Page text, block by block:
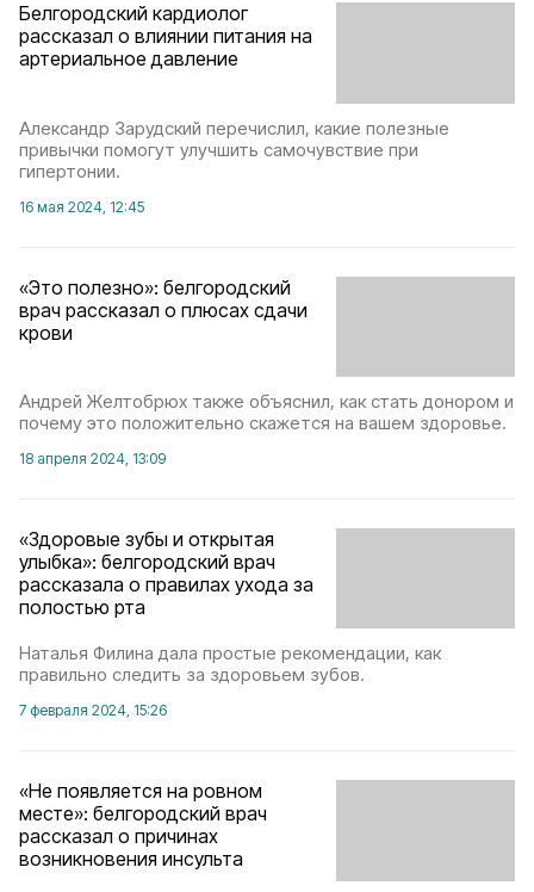
Белгородский кардиолог
рассказал о влиянии питания на
артериальное давление
Александр Зарудский перечислил, какие полезные
привычки помогут улучшить самочувствие при
гипертонии.
16 мая 2024, 12:45
«Это полезно»: белгородский
врач рассказал о плюсах сдачи
крови
Андрей Желтобрюх также объяснил, как стать донором и
почему это положительно скажется на вашем здоровье.
18 апреля 2024, 13:09
«Здоровые зубы и открытая
улыбка»: белгородский врач
рассказала о правилах ухода за
полостью рта
Наталья Филина дала простые рекомендации, как
правильно следить за здоровьем зубов.
7 февраля 2024, 15:26
«Не появляется на ровном
месте»: белгородский врач
рассказал о причинах
возникновения инсульта